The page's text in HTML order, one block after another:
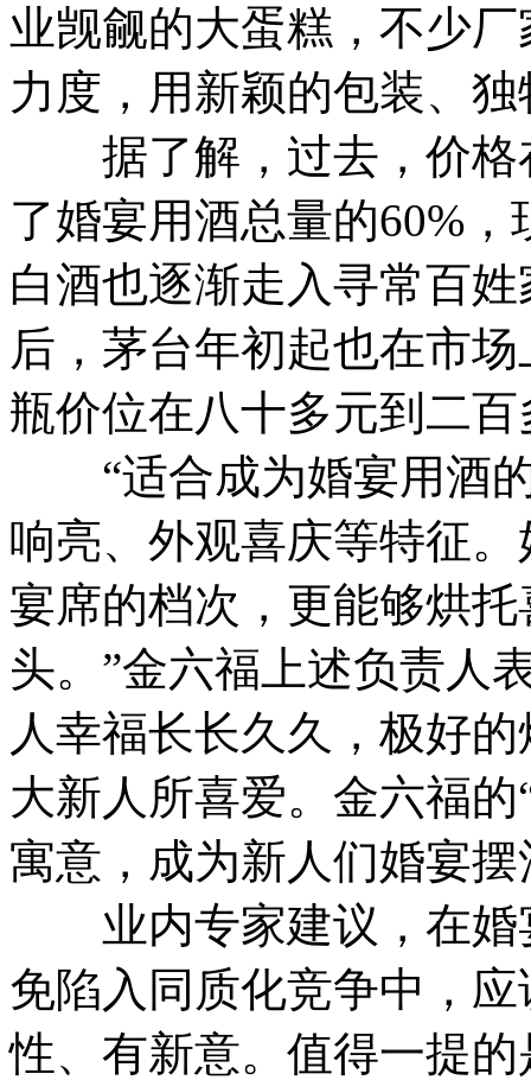
业觊觎的大蛋糕，不少
力度，用新颖的包装、
据了解，过去，价格
了婚宴用酒总量的60%
白酒也逐渐走入寻常百
后，茅台年初起也在市
瓶价位在八十多元到二
“适合成为婚宴用酒的
响亮、外观喜庆等特征
宴席的档次，更能够烘
头。”金六福上述负责人
人幸福长长久久，极好
大新人所喜爱。金六福
寓意，成为新人们婚宴
业内专家建议，在婚
免陷入同质化竞争中，
性、有新意。值得一提